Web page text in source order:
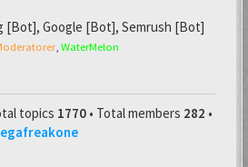
[Bot], Google [Bot], Semrush [Bot]
, WaterMelon
topics 1770 • Total members 282 •